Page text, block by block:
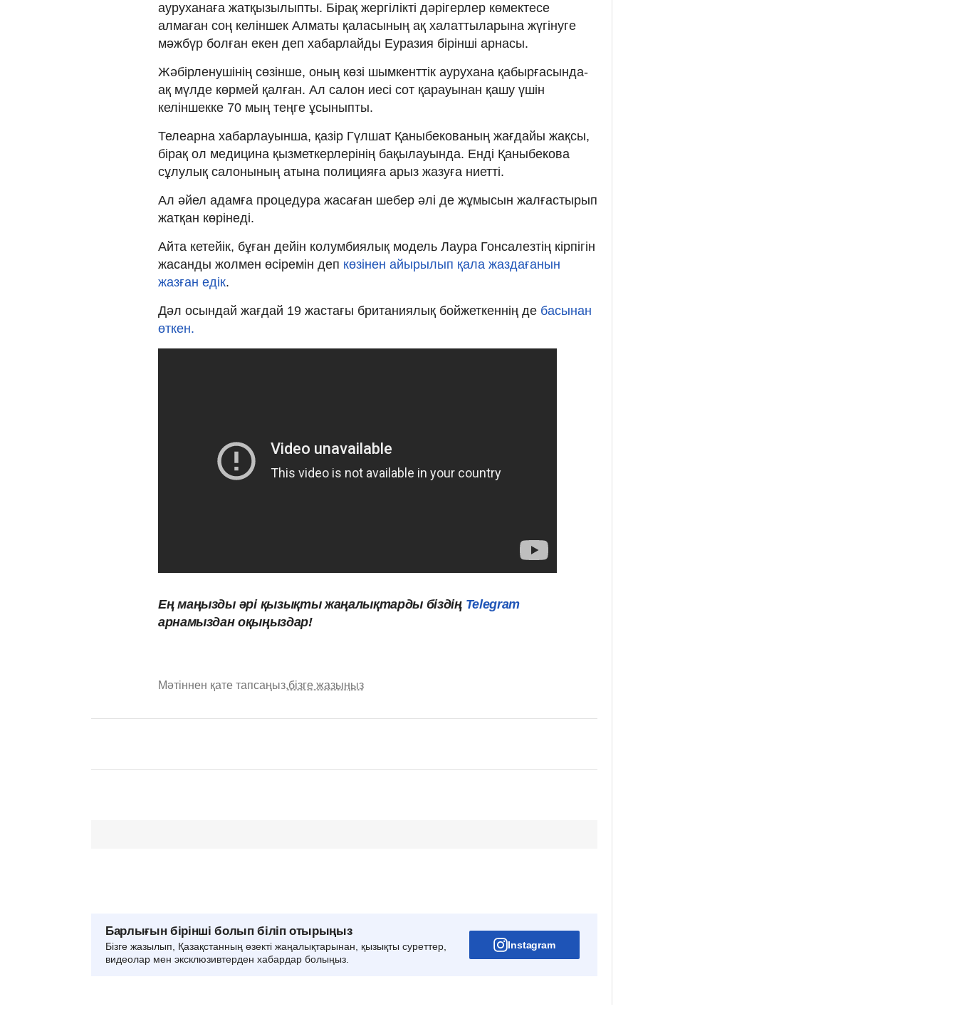
ауруханаға жатқызылыпты. Бірақ жергілікті дәрігерлер көмектесе
алмаған соң келіншек Алматы қаласының ақ халаттыларына жүгінуге
мәжбүр болған екен деп хабарлайды Еуразия бірінші арнасы.
Жәбірленушінің сөзінше, оның көзі шымкенттік аурухана қабырғасында-
ақ мүлде көрмей қалған. Ал салон иесі сот қарауынан қашу үшін
келіншекке 70 мың теңге ұсыныпты.
Телеарна хабарлауынша, қазір Гүлшат Қаныбекованың жағдайы жақсы,
бірақ ол медицина қызметкерлерінің бақылауында. Енді Қаныбекова
сұлулық салонының атына полицияға арыз жазуға ниетті.
Ал әйел адамға процедура жасаған шебер әлі де жұмысын жалғастырып
жатқан көрінеді.
Айта кетейік, бұған дейін колумбиялық модель Лаура Гонсалезтің кірпігін
жасанды жолмен өсіремін деп көзінен айырылып қала жаздағанын
жазған едік.
Дәл осындай жағдай 19 жастағы британиялық бойжеткеннің де басынан
өткен.
Ең маңызды әрі қызықты жаңалықтарды біздің Telegram
арнамыздан оқыңыздар!
Мәтіннен қате тапсаңыз,бізге жазыңыз
Барлығын бірінші болып біліп отырыңыз
Бізге жазылып, Қазақстанның өзекті жаңалықтарынан, қызықты суреттер,
видеолар мен эксклюзивтерден хабардар болыңыз.
Instagram